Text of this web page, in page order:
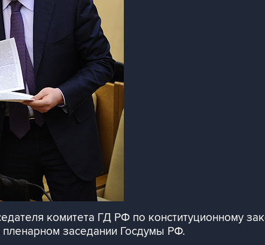
комитета ГД РФ по конституционному
заседании Госдумы РФ.